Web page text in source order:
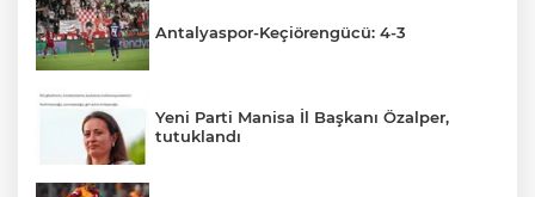
Antalyaspor-Keçiörengücü: 4-3
Yeni Parti Manisa İl Başkanı Özalper,
tutuklandı